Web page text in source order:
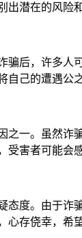
潜在的风险和
后，许多
己的遭遇公
之一。虽然
害者可能会
度。由于
存侥幸，希